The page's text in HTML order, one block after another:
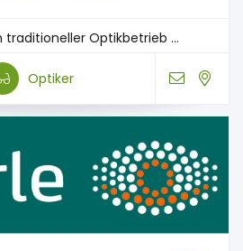
Optikbetrieb ...
Optiker